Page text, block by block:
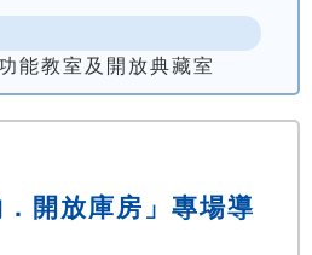
能教室及開放典藏室
開放庫房」專場導